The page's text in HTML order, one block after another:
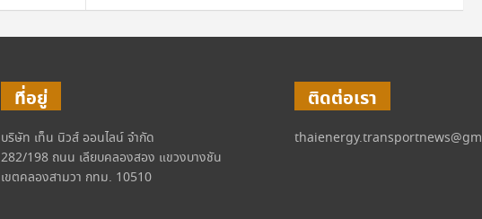
ที่อยู่
บริษัท เท็น นิวส์ ออนไลน์ จำกัด
282/198 ถนน เลียบคลองสอง แขวงบางชัน
เขตคลองสามวา กทม. 10510
ติดต่อเรา